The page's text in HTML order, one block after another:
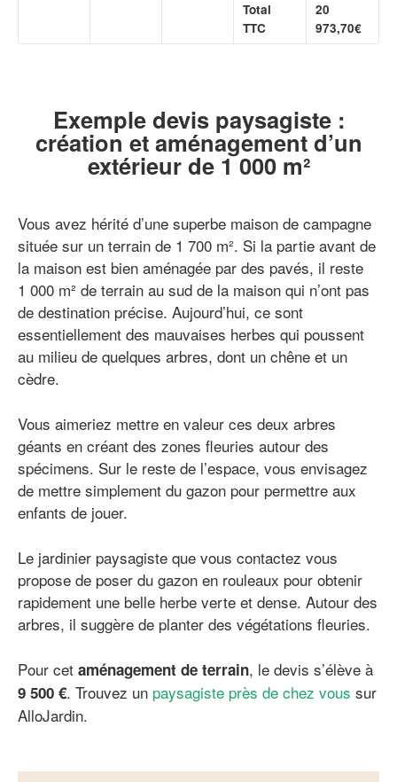
Total
TTC
20
973,70€
Exemple devis paysagiste :
création et aménagement d’un
extérieur de 1 000 m²
Vous avez hérité d’une superbe maison de campagne
située sur un terrain de 1 700 m². Si la partie avant de
la maison est bien aménagée par des pavés, il reste
1 000 m² de terrain au sud de la maison qui n’ont pas
de destination précise. Aujourd’hui, ce sont
essentiellement des mauvaises herbes qui poussent
au milieu de quelques arbres, dont un chêne et un
cèdre.
Vous aimeriez mettre en valeur ces deux arbres
géants en créant des zones fleuries autour des
spécimens. Sur le reste de l’espace, vous envisagez
de mettre simplement du gazon pour permettre aux
enfants de jouer.
Le jardinier paysagiste que vous contactez vous
propose de poser du gazon en rouleaux pour obtenir
rapidement une belle herbe verte et dense. Autour des
arbres, il suggère de planter des végétations fleuries.
Pour cet aménagement de terrain, le devis s’élève à
9 500 €. Trouvez un paysagiste près de chez vous sur
AlloJardin.